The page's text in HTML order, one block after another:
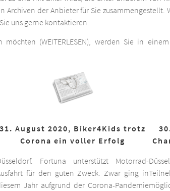
Archiven der Anbieter für Sie
uns gerne kontaktieren.
(WEITERLESEN), werden Sie in
31. August 2020, Biker4Kids trotz
Corona ein voller Erfolg
Fortuna unterstützt Motorrad-
für den guten Zweck. Zwar ging in
Jahr aufgrund der Corona-Pandemie